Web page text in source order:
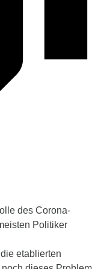
des Corona-
Politiker
etablierten